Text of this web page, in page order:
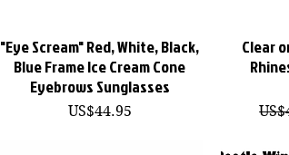
快速瀏覽
"Eye Scream" Red, White, Black,
Blue Frame Ice Cream Cone
Eyebrows Sunglasses
價格
US$44.95
Clear
一